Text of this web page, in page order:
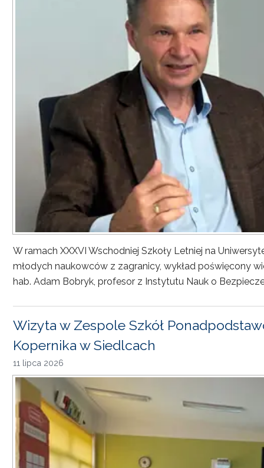
W ramach XXXVI Wschodniej Szkoły Letniej na
młodych naukowców z zagranicy, wykład poświęcony
hab. Adam Bobryk, profesor z Instytutu Nauk o
Wizyta w Zespole Szkół
Kopernika w Siedlcach
11 lipca 2026